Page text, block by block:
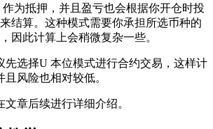
为抵押，并且盈亏也会根据你开仓时投
结算。这种模式需要你承担所选币种的
因此计算上会稍微复杂一些。
先选择U 本位模式进行合约交易，这样计
风险也相对较低。
章后续进行详细介绍。